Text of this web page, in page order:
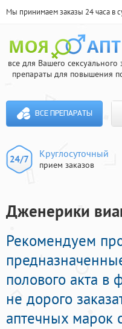
Мы принимаем заказы 24 часа в
все для Вашего сексуального
препараты для повышения
ВСЕ ПРЕПАРАТЫ
Круглосуточный
прием заказов
Дженерики
Рекомендуем
полового акта в
не дорого
аптечных марок